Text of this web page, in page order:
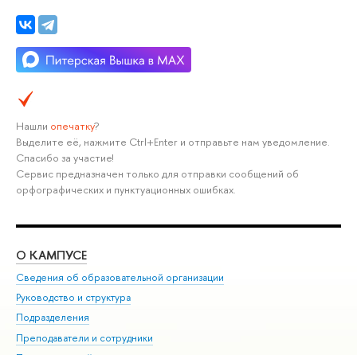
Нашли опечатку?
Выделите её, нажмите Ctrl+Enter и отправьте нам уведомление.
Спасибо за участие!
Сервис предназначен только для отправки сообщений об
орфографических и пунктуационных ошибках.
О КАМПУСЕ
Сведения об образовательной организации
Руководство и структура
Подразделения
Преподаватели и сотрудники